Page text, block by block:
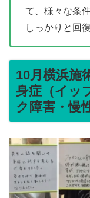
て、様々な条
しっかりと回
10月横浜施
身症（イッ
ク障害・慢